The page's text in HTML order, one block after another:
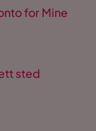
for Mine
sted